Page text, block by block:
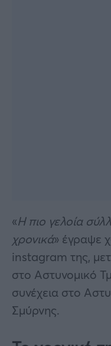
«Η πιο γελοία
χρονικά» έγραψε
instagram της,
στο Αστυνομικό
συνέχεια στο
Σμύρνης.